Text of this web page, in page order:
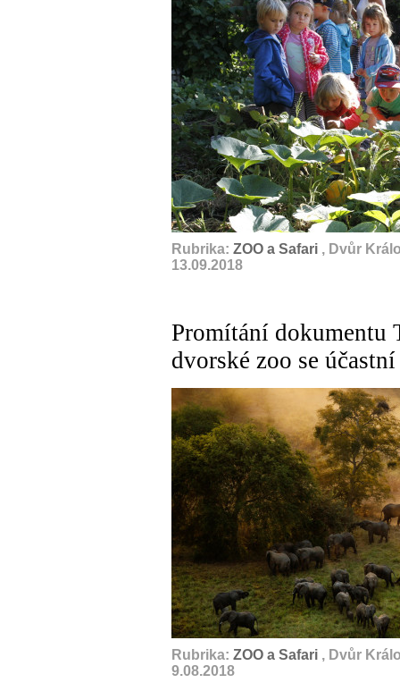
Rubrika: ZOO a Safari , Dvůr
13.09.2018
Promítání dokumentu
dvorské zoo se
Rubrika: ZOO a Safari , Dvůr
9.08.2018